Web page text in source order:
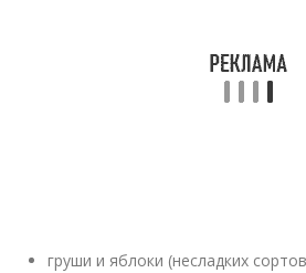
груши и яблоки (несладких